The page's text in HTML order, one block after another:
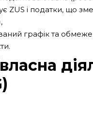
ZUS і податки, що
графік та